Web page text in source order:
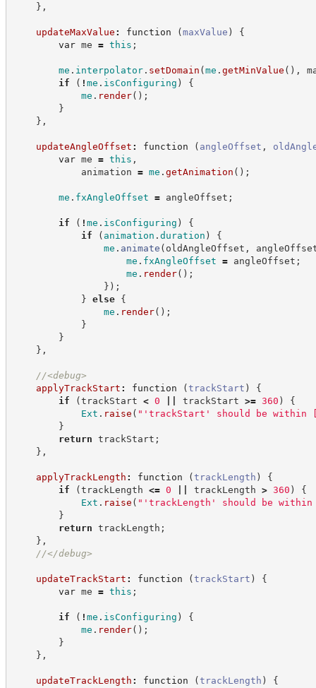
} ,
updateMaxValue : function (maxValue )
{
var me = this ;
me . interpolator. setDomain (me . getMinValue ( ) ,
if
( ! me . isConfiguring )
{
me . render( ) ;
}
} ,
updateAngleOffset : function ( angleOffset ,
var me = this ,
animation = me . getAnimation ( ) ;
me . fxAngleOffset = angleOffset ;
if ( ! me . isConfiguring )
{
if
( animation . duration )
{
me . animate ( oldAngleOffset ,
me . fxAngleOffset = angleOffset ;
me . render( ) ;
} ) ;
} else
{
me . render( ) ;
}
}
} ,
//<debug>
applyTrackStart : function (trackStart )
{
if
(trackStart < 0 trackStart >= 360 )
{
Ext . raise ( " 'trackStart' should be within
}
return trackStart ;
} ,
applyTrackLength : function (trackLength )
{
if
(trackLength <= 0 trackLength > 360 )
{
Ext . raise ( " 'trackLength' should be
}
return trackLength ;
} ,
//</debug>
updateTrackStart : function (trackStart )
{
var me = this ;
if ( ! me . isConfiguring )
{
me . render( ) ;
}
} ,
updateTrackLength : function (trackLength )
{